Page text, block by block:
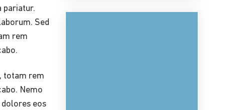
pariatur.
Sed
rem
totam rem
Nemo
eos